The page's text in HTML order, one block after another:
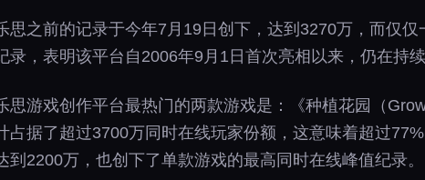
思之前的记录于今年7月19日创下，达到3270万，而仅
录，表明该平台自2006年9月1日首次亮相以来，仍在持
思游戏创作平台最热门的两款游戏是：《种植花园（
占据了超过3700万同时在线玩家份额，这意味着超过
到2200万，也创下了单款游戏的最高同时在线峰值纪录。